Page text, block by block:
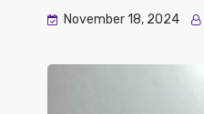
November 18, 2024